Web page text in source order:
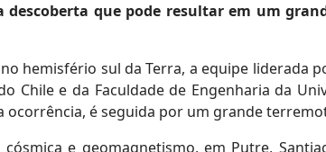
descoberta que pode resultar em um
hemisfério sul da Terra, a equipe liderada
Chile e da Faculdade de Engenharia da
ocorrência, é seguida por um grande
e geomagnetismo, em Putre,